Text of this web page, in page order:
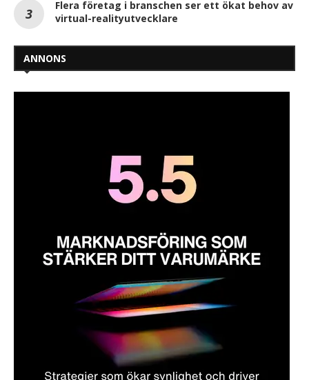
Flera företag i branschen ser ett ökat behov av
virtual-realityutvecklare
ANNONS